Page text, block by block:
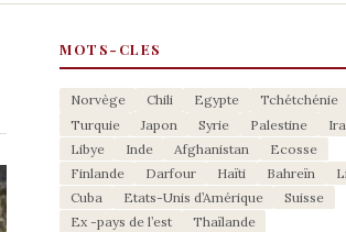
MOTS-CLES
Norvège Chili Egypte
Tchétchénie
Turquie
Japon Syrie Palestine
Libye
Inde Afghanistan
Ecosse
Finlande
Darfour Haïti Bahreïn
Cuba
Etats-Unis d’Amérique
Suisse
Ex -pays de l’est
Thaïlande